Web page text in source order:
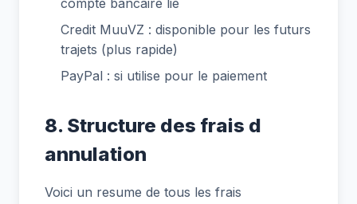
Credit MuuVZ : disponible pour les futurs
trajets (plus rapide)
PayPal : si utilise pour le paiement
8. Structure des frais d
annulation
Voici un resume de tous les frais